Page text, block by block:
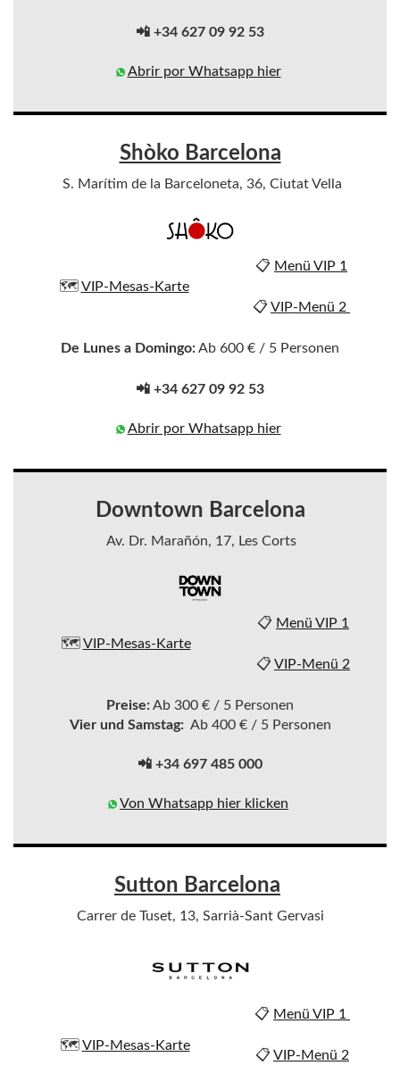
📲 +34 627 09 92 53
Abrir por Whatsapp hier
Shòko Barcelona
S. Marítim de la Barceloneta, 36, Ciutat Vella
🗺️ VIP-Mesas-Karte
📋 Menü VIP 1
📋VIP-Menü 2
De Lunes a Domingo:Ab 600 € / 5 Personen
📲 +34 627 09 92 53
Abrir por Whatsapp hier
Downtown Barcelona
Av. Dr. Marañón, 17, Les Corts
🗺️ VIP-Mesas-Karte
📋 Menü VIP 1
📋VIP-Menü 2
Preise:Ab 300 € / 5 Personen
Vier und Samstag:Ab 400 € / 5 Personen
📲 +34 697 485 000
Von Whatsapp hier klicken
Sutton Barcelona
Carrer de Tuset, 13, Sarrià-Sant Gervasi
🗺️ VIP-Mesas-Karte
📋 Menü VIP 1
📋VIP-Menü 2